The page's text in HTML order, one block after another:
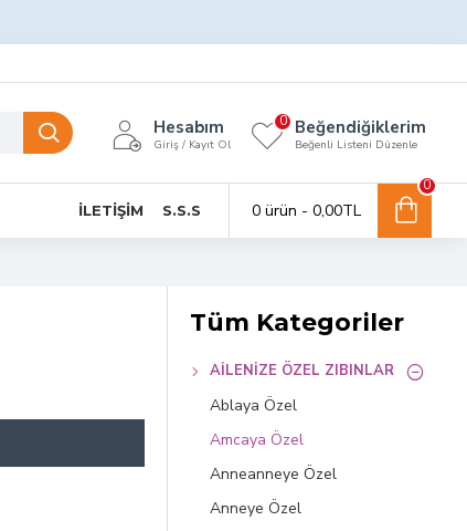
Hesabım
Giriş / Kayıt Ol
Beğendiğiklerim
Beğenli Listeni Düzenle
0
İLETIŞIM S.S.S 0 ürün - 0,00TL
0
Tüm Kategoriler
AILENIZE ÖZEL ZIBINLAR
Ablaya Özel
Amcaya Özel
Anneanneye Özel
Anneye Özel